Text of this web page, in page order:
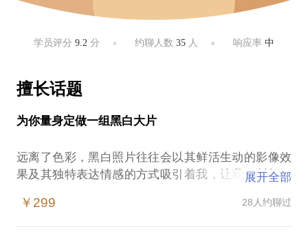
学员评分9.2 分 约聊人数 35人 响应率 中
擅长话题
为你量身定做一组黑白大片
远离了色彩，黑白照片往往会以其鲜活生动的影像效
果及其独特表达情感的方式吸引着我，让我不断加深
往能穿越时间，拥有永恒而浪漫的神秘气息。如果你
展开全部
￥299 28人约聊过